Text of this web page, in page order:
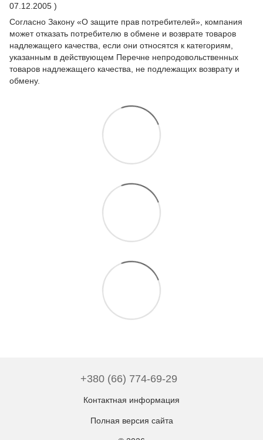
07.12.2005 )
Согласно Закону «О защите прав потребителей» , компания
может отказать потребителю в обмене и возврате товаров
надлежащего качества, если они относятся к категориям,
указанным в действующем Перечне непродовольственных
товаров надлежащего качества, не подлежащих возврату и
обмену.
+380 (66) 774-69-29
Контактная информация
Полная версия сайта